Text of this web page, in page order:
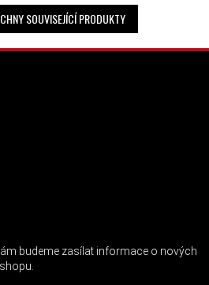
SOUVISEJÍCÍ PRODUKTY
budeme zasílat informace o nových